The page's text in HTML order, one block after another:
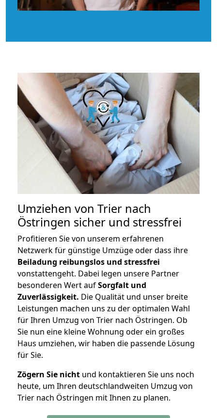
Umziehen von Trier nach
Östringen sicher und stressfrei
Profitieren Sie von unserem erfahrenen
Netzwerk für günstige Umzüge oder dass ihre
Beiladung reibungslos und stressfrei
vonstattengeht. Dabei legen unsere Partner
besonderen Wert aufSorgfalt und
Zuverlässigkeit. Die Qualität und unser breite
Leistungen machen uns zu der optimalen Wahl
für Ihren Umzug von Trier nach Östringen. Ob
Sie nun eine kleine Wohnung oder ein großes
Haus umziehen, wir haben die passende Lösung
für Sie.
Zögern Sie nicht und kontaktieren Sie uns noch
heute, um Ihren deutschlandweiten Umzug von
Trier nach Östringen mit Ihnen zu planen.